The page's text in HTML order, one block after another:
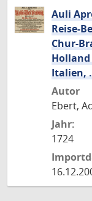
Auli
Reise-
Chur-
Italien,
Autor
Ebert,
Jahr:
1724